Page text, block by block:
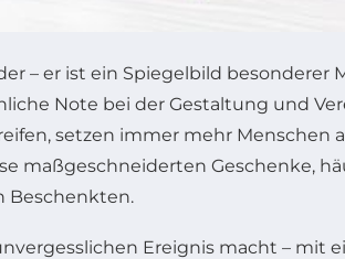
– er ist ein Spiegelbild
Note bei der Gestaltung und
setzen immer mehr
maßgeschneiderten Geschenke,
Beschenkten.
Ereignis macht – mit